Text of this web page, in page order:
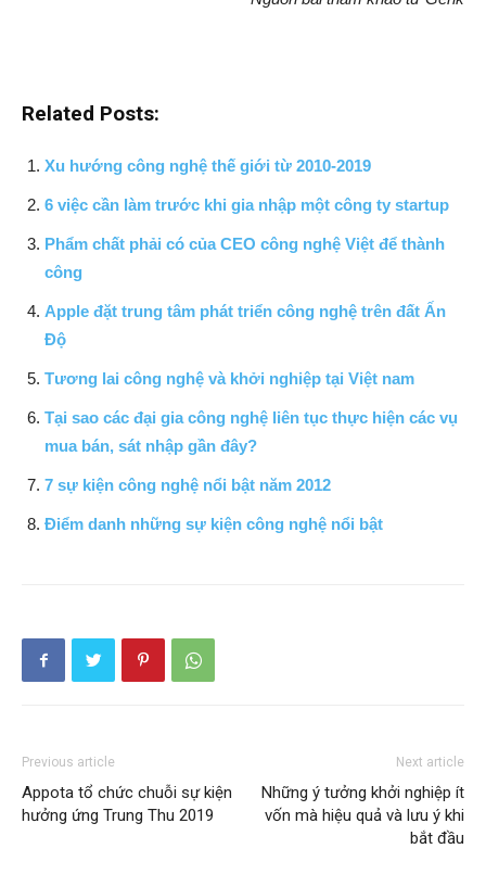
Related Posts:
Xu hướng công nghệ thế giới từ 2010-2019
6 việc cần làm trước khi gia nhập một công ty startup
Phẩm chất phải có của CEO công nghệ Việt để thành
công
Apple đặt trung tâm phát triển công nghệ trên đất Ấn
Độ
Tương lai công nghệ và khởi nghiệp tại Việt nam
Tại sao các đại gia công nghệ liên tục thực hiện các vụ
mua bán, sát nhập gần đây?
7 sự kiện công nghệ nổi bật năm 2012
Điểm danh những sự kiện công nghệ nổi bật
Previous article
Appota tổ chức chuỗi sự kiện
hưởng ứng Trung Thu 2019
Next article
Những ý tưởng khởi nghiệp ít
vốn mà hiệu quả và lưu ý khi
bắt đầu